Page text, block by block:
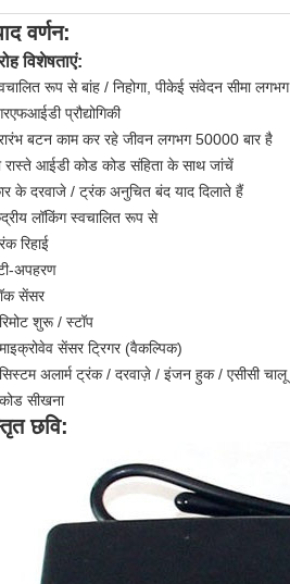
वर्णन:
विशेषताएं:
रूप से बांह / निहोगा, पीकेई संवेदन सीमा
प्रौद्योगिकी
बटन काम कर रहे जीवन लगभग 50000 बार है
रास्ते आईडी कोड कोड संहिता के साथ जांचें
के दरवाजे / ट्रंक अनुचित बंद याद दिलाते हैं
लॉकिंग स्वचालित रूप से
रिहाई
अपहरण
सेंसर
शुरू / स्टॉप
सेंसर ट्रिगर (वैकल्पिक)
अलार्म ट्रंक / दरवाज़े / इंजन हुक / एसीसी चालू
सीखना
छवि: